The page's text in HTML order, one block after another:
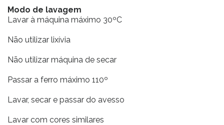
Modo de lavagem
Lavar à máquina máximo 30ºC
Não utilizar lixívia
Não utilizar máquina de secar
Passar a ferro máximo 110º
Lavar, secar e passar do avesso
Lavar com cores similares